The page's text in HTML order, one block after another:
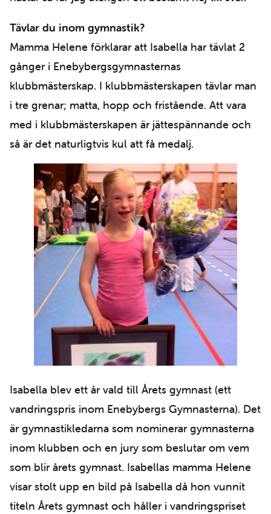
Tävlar du inom gymnastik?
Mamma Helene förklarar att Isabella har tävlat 2
gånger i Enebybergsgymnasternas
klubbmästerskap. I klubbmästerskapen tävlar man
i tre grenar; matta, hopp och fristående. Att vara
med i klubbmästerskapen är jättespännande och
så är det naturligtvis kul att få medalj.
Isabella blev ett år vald till Årets gymnast (ett
vandringspris inom Enebybergs Gymnasterna). Det
är gymnastikledarna som nominerar gymnasterna
inom klubben och en jury som beslutar om vem
som blir årets gymnast. Isabellas mamma Helene
visar stolt upp en bild på Isabella då hon vunnit
titeln Årets gymnast och håller i vandringspriset